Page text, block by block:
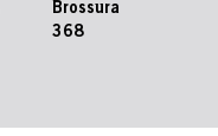
Brossura
368